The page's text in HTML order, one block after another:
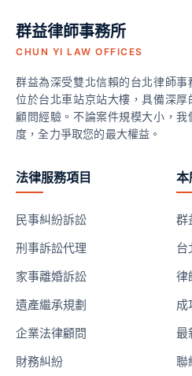
群益律師事務所
CHUN YI LAW OFFICES
群益為深受雙北信賴的台北律師
位於台北車站京站大樓，具備深
顧問經驗。不論案件規模大小，
度，全力爭取您的最大權益。
法律服務項目
民事糾紛訴訟
刑事訴訟代理
家事離婚訴訟
遺產繼承規劃
企業法律顧問
財務糾紛
本
群
台
律
成
最
聯